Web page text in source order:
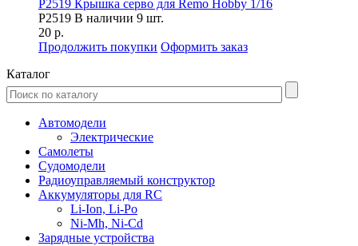
P2519 Крышка серво для Remo Hobby 1/16
P2519 В наличии 9 шт.
20 р.
Продолжить покупки Оформить заказ
Каталог
Автомодели
Электрические
Самолеты
Судомодели
Радиоуправляемый конструктор
Аккумуляторы для RC
Li-Ion, Li-Po
Ni-Mh, Ni-Cd
Зарядные устройства